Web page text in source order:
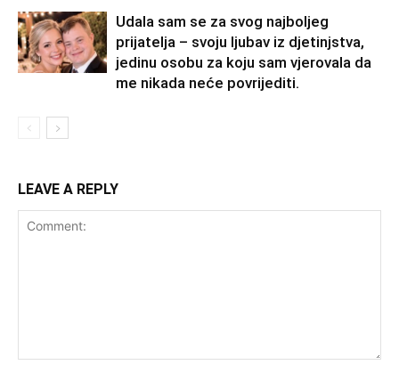
Udala sam se za svog najboljeg
prijatelja – svoju ljubav iz djetinjstva,
jedinu osobu za koju sam vjerovala da
me nikada neće povrijediti.
LEAVE A REPLY